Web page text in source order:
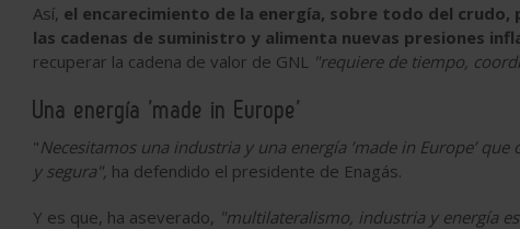
Así, el encarecimiento de la energía, sobre todo del crudo,
las cadenas de suministro y alimenta nuevas presiones
recuperar la cadena de valor de GNL "requiere de tiempo,
Una energía ’made in Europe’
"Necesitamos una industria y una energía ’made in Europe’
y segura", ha defendido el presidente de Enagás.
Y es que, ha aseverado, "multilateralismo, industria y energía